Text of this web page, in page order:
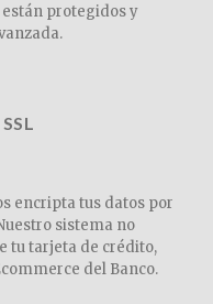
están protegidos y
encripta tus datos por
sistema no
tu tarjeta de crédito,
del Banco.